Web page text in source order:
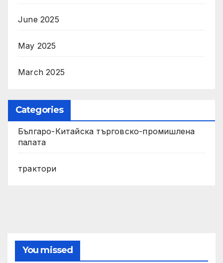
June 2025
May 2025
March 2025
Categories
Българо-Китайска търговско-промишлена
палата
трактори
You missed